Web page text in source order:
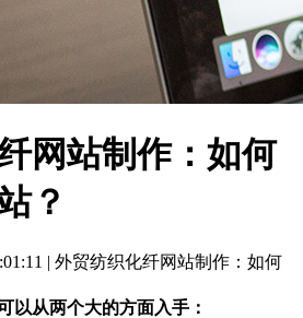
网站制作：如何
？
| 外贸纺织化纤网站制作：如何
以从两个大的方面入手：